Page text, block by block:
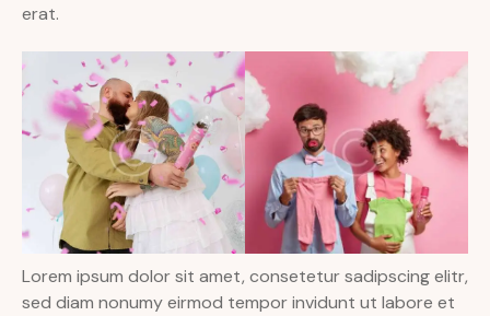
erat.
Lorem ipsum dolor sit amet, consetetur sadipscing elitr,
sed diam nonumy eirmod tempor invidunt ut labore et